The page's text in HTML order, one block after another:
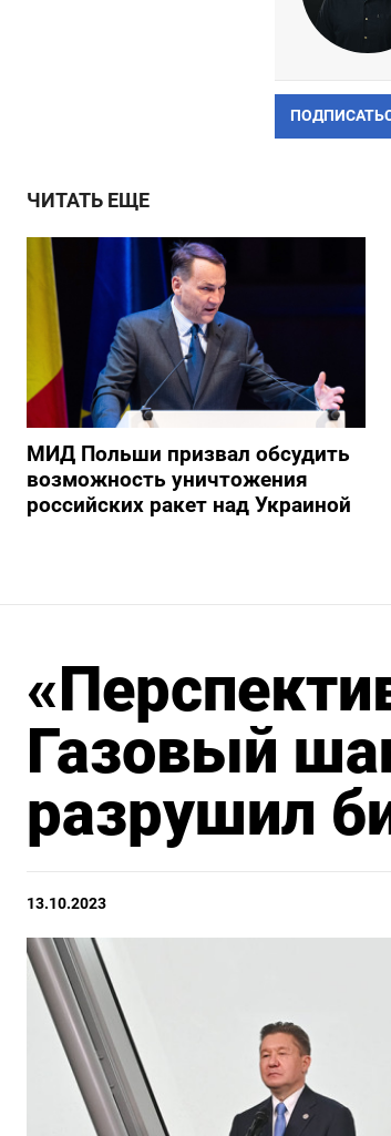
ЧИТАТЬ ЕЩЕ
МИД Польши призвал обсудить
возможность уничтожения
российских ракет над Украиной
Газовый
разрушил
13.10.2023